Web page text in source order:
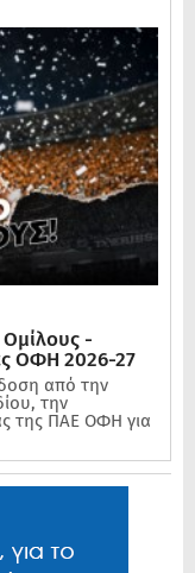
-
ΟΦΗ 2026-27
από την
την
της ΠΑΕ ΟΦΗ για